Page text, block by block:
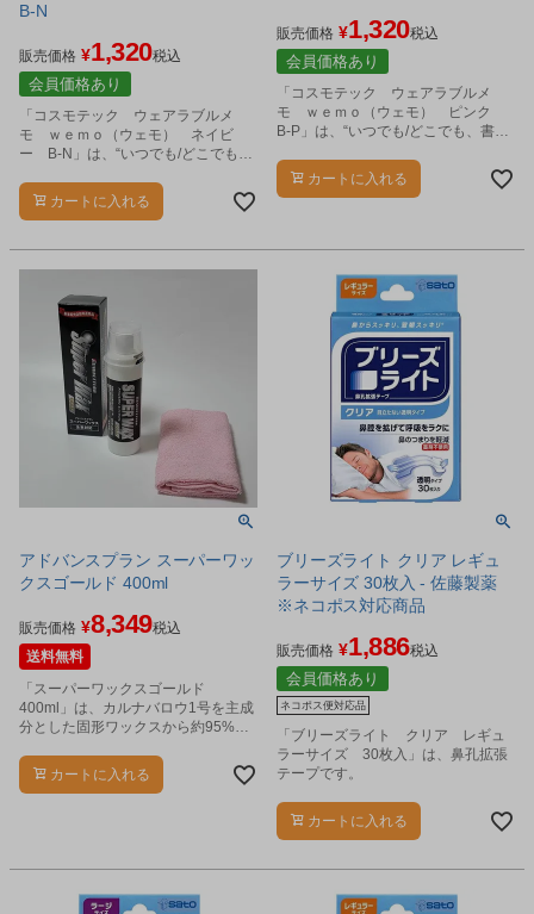
B-N
販売価格 ¥1,320税込
会員価格あり
「コスモテック ウェアラブルメ
モ ｗｅｍｏ（ウェモ） ネイビ
ー B-N」は、“いつでも/どこでも、
た、腕に巻いて使用できるウェアラ
ブルメモです。
カートに入れる
販売価格 ¥1,320税込
会員価格あり
「コスモテック ウェアラブルメ
モ ｗｅｍｏ（ウェモ） ピンク
B-P」は、“いつでも/どこでも、書け
腕に巻いて使用できるウェアラブル
メモです。
カートに入れる
アドバンスプラン スーパーワッ
クスゴールド 400ml
販売価格 ¥8,349税込
送料無料
「スーパーワックスゴールド
400ml」は、カルナバロウ1号を主成
分とした固形ワックスから約95%の
した世界初の液化コーティングワッ
クスです。
カートに入れる
ブリーズライト クリア レギュ
ラーサイズ 30枚入 - 佐藤製薬
※ネコポス対応商品
販売価格 ¥1,886税込
会員価格あり
ネコポス便対応品
「ブリーズライト クリア レギュ
ラーサイズ 30枚入」は、鼻孔拡張
テープです。
カートに入れる